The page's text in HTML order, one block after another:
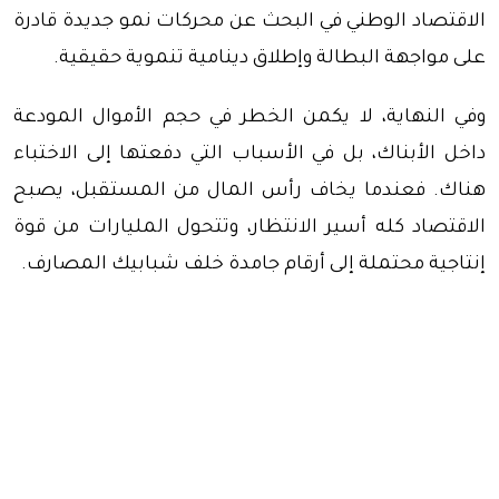
الاقتصاد الوطني في البحث عن محركات نمو جديدة قادرة
على مواجهة البطالة وإطلاق دينامية تنموية حقيقية.
وفي النهاية، لا يكمن الخطر في حجم الأموال المودعة
داخل الأبناك، بل في الأسباب التي دفعتها إلى الاختباء
هناك. فعندما يخاف رأس المال من المستقبل، يصبح
الاقتصاد كله أسير الانتظار، وتتحول المليارات من قوة
إنتاجية محتملة إلى أرقام جامدة خلف شبابيك المصارف.